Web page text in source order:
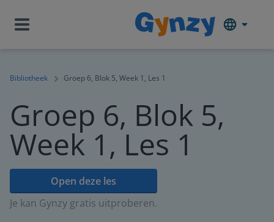
Bibliotheek Groep 6, Blok 5, Week 1, Les 1
Groep 6, Blok 5,
Week 1, Les 1
Open deze les
Je kan Gynzy gratis uitproberen.